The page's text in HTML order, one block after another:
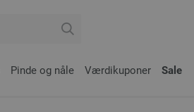
Pinde og nåle Værdikuponer Sale